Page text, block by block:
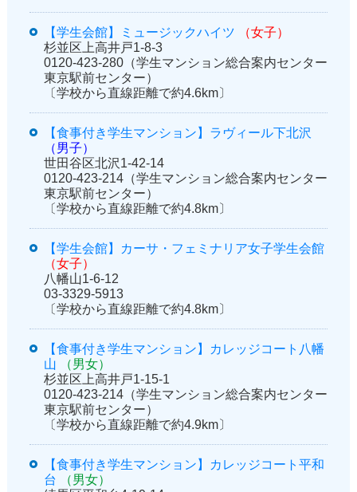
【学生会館】ミュージックハイツ
（女子）
杉並区上高井戸1-8-3
0120-423-280（学生マンション総合案内センター
東京駅前センター）
〔学校から直線距離で約4.6km〕
【食事付き学生マンション】ラヴィール下北沢
（男子）
世田谷区北沢1-42-14
0120-423-214（学生マンション総合案内センター
東京駅前センター）
〔学校から直線距離で約4.8km〕
【学生会館】カーサ・フェミナリア女子学生会館
（女子）
八幡山1-6-12
03-3329-5913
〔学校から直線距離で約4.8km〕
【食事付き学生マンション】カレッジコート八幡
山
（男女）
杉並区上高井戸1-15-1
0120-423-214（学生マンション総合案内センター
東京駅前センター）
〔学校から直線距離で約4.9km〕
【食事付き学生マンション】カレッジコート平和
台
（男女）